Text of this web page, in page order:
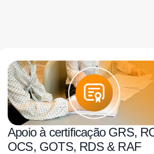
Apoio à certificação GRS,
OCS, GOTS, RDS & RAF